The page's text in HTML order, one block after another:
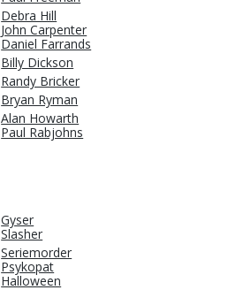
Debra Hill
John Carpenter
Daniel Farrands
Billy Dickson
Randy Bricker
Bryan Ryman
Alan Howarth
Paul Rabjohns
Gyser
Slasher
Seriemorder
Psykopat
Halloween